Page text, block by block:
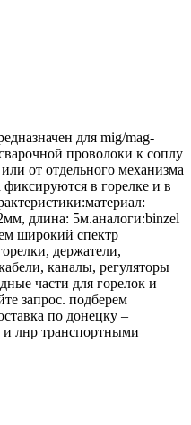
для mig/mag-
проволоки к соплу
от отдельного механизма
в горелке и в
длина: 5м.аналоги:binzel
широкий спектр
держатели,
каналы, регуляторы
части для горелок и
запрос. подберем
по донецку –
и лнр транспортными